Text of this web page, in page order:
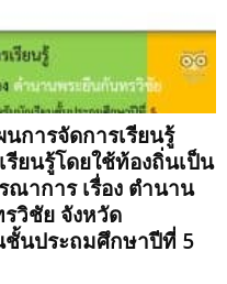
การจัดการเรียนรู้
ยนรู้โดยใช้ท้องถิ่นเป็น
ณาการ เรื่อง ตำนาน
วิชัย จังหวัด
นประถมศึกษาปีที่ 5